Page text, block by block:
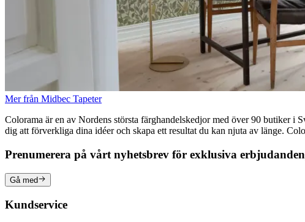
Mer från Midbec Tapeter
Colorama är en av Nordens största färghandelskedjor med över 90 butiker
dig att förverkliga dina idéer och skapa ett resultat du kan njuta av länge.
Prenumerera på vårt nyhetsbrev för exklusiva
Gå med
Kundservice